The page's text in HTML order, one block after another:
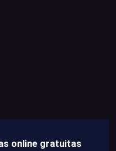
online gratuitas